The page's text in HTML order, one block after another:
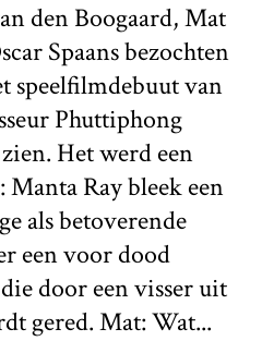
den Boogaard, Mat
Spaans bezochten
speelfilmdebuut van
Phuttiphong
Het werd een
Ray bleek een
als betoverende
een voor dood
door een visser uit
gered. Mat: Wat...